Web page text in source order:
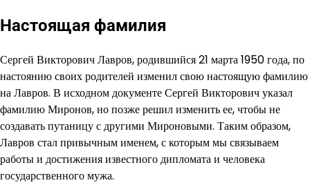
Настоящая фамилия
Сергей Викторович Лавров, родившийся 21 марта 1950 года, по
настоянию своих родителей изменил свою настоящую фамилию
на Лавров. В исходном документе Сергей Викторович указал
фамилию Миронов, но позже решил изменить ее, чтобы не
создавать путаницу с другими Мироновыми. Таким образом,
Лавров стал привычным именем, с которым мы связываем
работы и достижения известного дипломата и человека
государственного мужа.